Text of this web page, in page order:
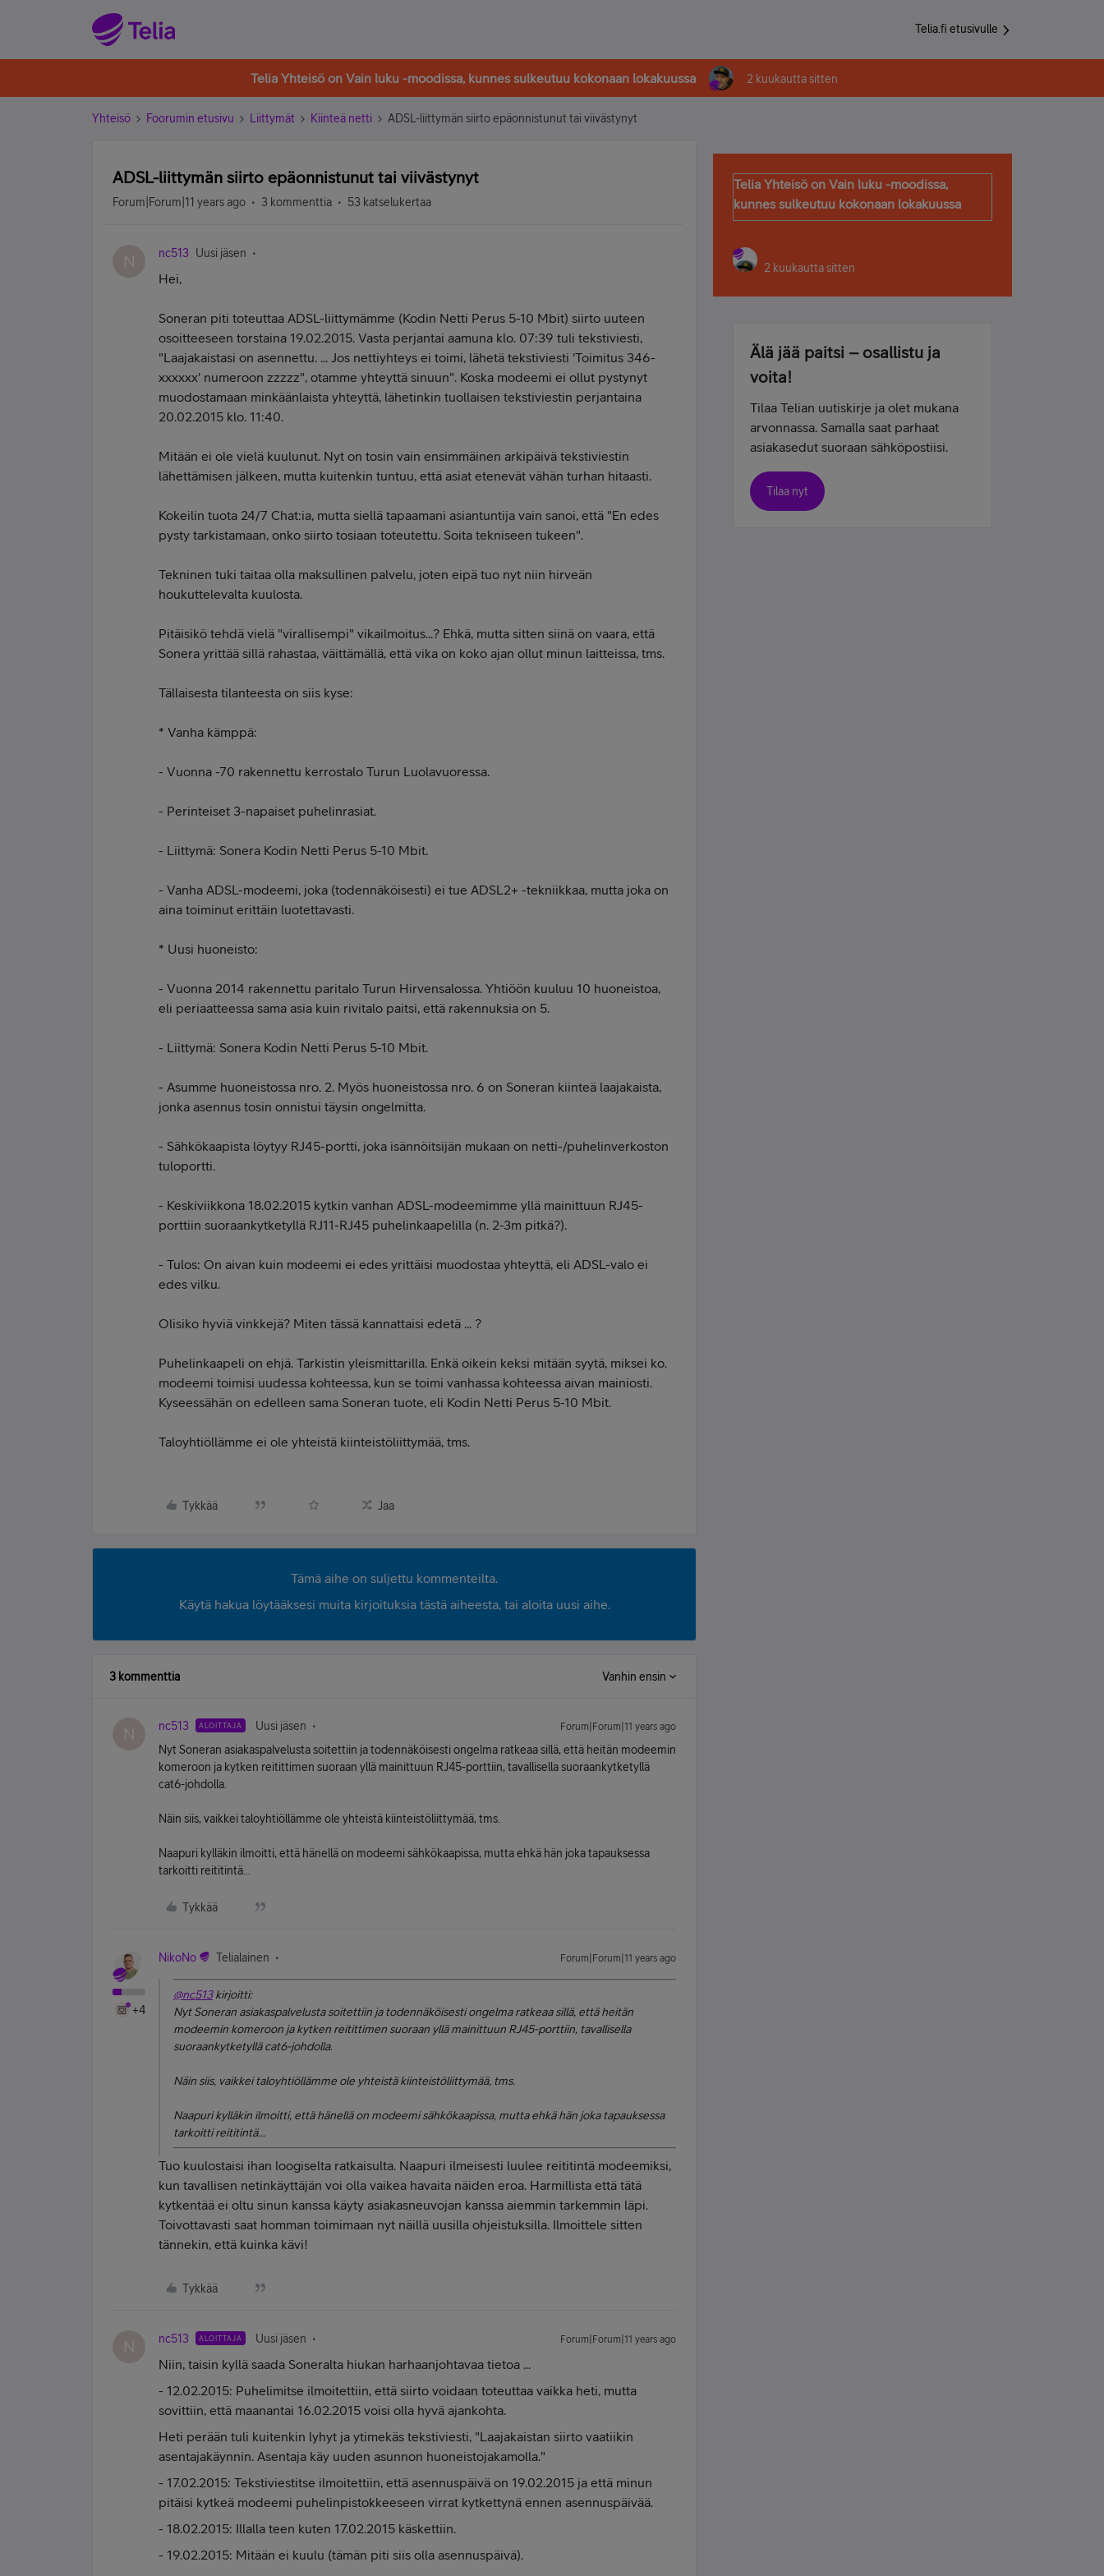
Telia.fi etusivulle
Telia Yhteisö on Vain luku -moodissa, kunnes sulkeutuu kokonaan lokakuussa 2 kuukautta sitten
Yhteisö Foorumin etusivu Liittymät Kiinteä netti ADSL-liittymän siirto epäonnistunut tai viivästynyt
ADSL-liittymän siirto epäonnistunut tai viivästynyt
Forum|Forum|11 years ago 3 kommenttia 53 katselukertaa
N nc513 Uusi jäsen
Hei,
Soneran piti toteuttaa ADSL-liittymämme (Kodin Netti Perus 5-10 Mbit) siirto uuteen
osoitteeseen torstaina 19.02.2015. Vasta perjantai aamuna klo. 07:39 tuli tekstiviesti,
"Laajakaistasi on asennettu. ... Jos nettiyhteys ei toimi, lähetä tekstiviesti 'Toimitus 346-
xxxxxx' numeroon zzzzz", otamme yhteyttä sinuun". Koska modeemi ei ollut pystynyt
muodostamaan minkäänlaista yhteyttä, lähetinkin tuollaisen tekstiviestin perjantaina
20.02.2015 klo. 11:40.
Mitään ei ole vielä kuulunut. Nyt on tosin vain ensimmäinen arkipäivä tekstiviestin
lähettämisen jälkeen, mutta kuitenkin tuntuu, että asiat etenevät vähän turhan hitaasti.
Kokeilin tuota 24/7 Chat:ia, mutta siellä tapaamani asiantuntija vain sanoi, että "En edes
pysty tarkistamaan, onko siirto tosiaan toteutettu. Soita tekniseen tukeen".
Tekninen tuki taitaa olla maksullinen palvelu, joten eipä tuo nyt niin hirveän
houkuttelevalta kuulosta.
Pitäisikö tehdä vielä "virallisempi" vikailmoitus...? Ehkä, mutta sitten siinä on vaara, että
Sonera yrittää sillä rahastaa, väittämällä, että vika on koko ajan ollut minun laitteissa, tms.
Tällaisesta tilanteesta on siis kyse:
* Vanha kämppä:
- Vuonna -70 rakennettu kerrostalo Turun Luolavuoressa.
- Perinteiset 3-napaiset puhelinrasiat.
- Liittymä: Sonera Kodin Netti Perus 5-10 Mbit.
- Vanha ADSL-modeemi, joka (todennäköisesti) ei tue ADSL2+ -tekniikkaa, mutta joka on
aina toiminut erittäin luotettavasti.
* Uusi huoneisto:
- Vuonna 2014 rakennettu paritalo Turun Hirvensalossa. Yhtiöön kuuluu 10 huoneistoa,
eli periaatteessa sama asia kuin rivitalo paitsi, että rakennuksia on 5.
- Liittymä: Sonera Kodin Netti Perus 5-10 Mbit.
- Asumme huoneistossa nro. 2. Myös huoneistossa nro. 6 on Soneran kiinteä laajakaista,
jonka asennus tosin onnistui täysin ongelmitta.
- Sähkökaapista löytyy RJ45-portti, joka isännöitsijän mukaan on netti-/puhelinverkoston
tuloportti.
- Keskiviikkona 18.02.2015 kytkin vanhan ADSL-modeemimme yllä mainittuun RJ45-
porttiin suoraankytketyllä RJ11-RJ45 puhelinkaapelilla (n. 2-3m pitkä?).
- Tulos: On aivan kuin modeemi ei edes yrittäisi muodostaa yhteyttä, eli ADSL-valo ei
edes vilku.
Olisiko hyviä vinkkejä? Miten tässä kannattaisi edetä ... ?
Puhelinkaapeli on ehjä. Tarkistin yleismittarilla. Enkä oikein keksi mitään syytä, miksei ko.
modeemi toimisi uudessa kohteessa, kun se toimi vanhassa kohteessa aivan mainiosti.
Kyseessähän on edelleen sama Soneran tuote, eli Kodin Netti Perus 5-10 Mbit.
Taloyhtiöllämme ei ole yhteistä kiinteistöliittymää, tms.
Tykkää Jaa
Tämä aihe on suljettu kommenteilta.
Käytä hakua löytääksesi muita kirjoituksia tästä aiheesta, tai aloita uusi aihe.
3 kommenttia Vanhin ensin
N nc513 ALOITTAJA Uusi jäsen Forum|Forum|11 years ago
Nyt Soneran asiakaspalvelusta soitettiin ja todennäköisesti ongelma ratkeaa sillä, että heitän modeemin
komeroon ja kytken reitittimen suoraan yllä mainittuun RJ45-porttiin, tavallisella suoraankytketyllä
cat6-johdolla.
Näin siis, vaikkei taloyhtiöllämme ole yhteistä kiinteistöliittymää, tms.
Naapuri kylläkin ilmoitti, että hänellä on modeemi sähkökaapissa, mutta ehkä hän joka tapauksessa
tarkoitti reititintä...
Tykkää
+4
NikoNo Telialainen Forum|Forum|11 years ago
@nc513kirjoitti:
Nyt Soneran asiakaspalvelusta soitettiin ja todennäköisesti ongelma ratkeaa sillä, että heitän
modeemin komeroon ja kytken reitittimen suoraan yllä mainittuun RJ45-porttiin, tavallisella
suoraankytketyllä cat6-johdolla.
Näin siis, vaikkei taloyhtiöllämme ole yhteistä kiinteistöliittymää, tms.
Naapuri kylläkin ilmoitti, että hänellä on modeemi sähkökaapissa, mutta ehkä hän joka tapauksessa
tarkoitti reititintä...
Tuo kuulostaisi ihan loogiselta ratkaisulta. Naapuri ilmeisesti luulee reititintä modeemiksi,
kun tavallisen netinkäyttäjän voi olla vaikea havaita näiden eroa. Harmillista että tätä
kytkentää ei oltu sinun kanssa käyty asiakasneuvojan kanssa aiemmin tarkemmin läpi.
Toivottavasti saat homman toimimaan nyt näillä uusilla ohjeistuksilla. Ilmoittele sitten
tännekin, että kuinka kävi!
Tykkää
N nc513 ALOITTAJA Uusi jäsen Forum|Forum|11 years ago
Niin, taisin kyllä saada Soneralta hiukan harhaanjohtavaa tietoa ...
- 12.02.2015: Puhelimitse ilmoitettiin, että siirto voidaan toteuttaa vaikka heti, mutta
sovittiin, että maanantai 16.02.2015 voisi olla hyvä ajankohta.
Heti perään tuli kuitenkin lyhyt ja ytimekäs tekstiviesti, "Laajakaistan siirto vaatiikin
asentajakäynnin. Asentaja käy uuden asunnon huoneistojakamolla."
- 17.02.2015: Tekstiviestitse ilmoitettiin, että asennuspäivä on 19.02.2015 ja että minun
pitäisi kytkeä modeemi puhelinpistokkeeseen virrat kytkettynä ennen asennuspäivää.
- 18.02.2015: Illalla teen kuten 17.02.2015 käskettiin.
- 19.02.2015: Mitään ei kuulu (tämän piti siis olla asennuspäivä).
Telia Yhteisö on Vain luku -moodissa,
kunnes sulkeutuu kokonaan lokakuussa
2 kuukautta sitten
Älä jää paitsi – osallistu ja
voita!
Tilaa Telian uutiskirje ja olet mukana
arvonnassa. Samalla saat parhaat
asiakasedut suoraan sähköpostiisi.
Tilaa nyt